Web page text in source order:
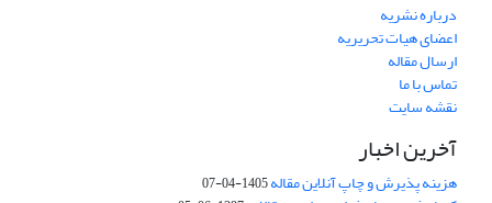
درباره نشریه
اعضای هیات تحریریه
ارسال مقاله
تماس با ما
نقشه سایت
آخرین اخبار
هزینه پذیرش و چاپ آنلاین مقاله1405-04-07